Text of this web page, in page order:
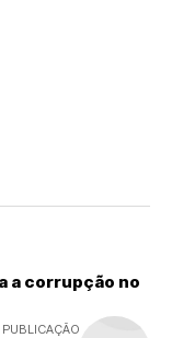
a corrupção no